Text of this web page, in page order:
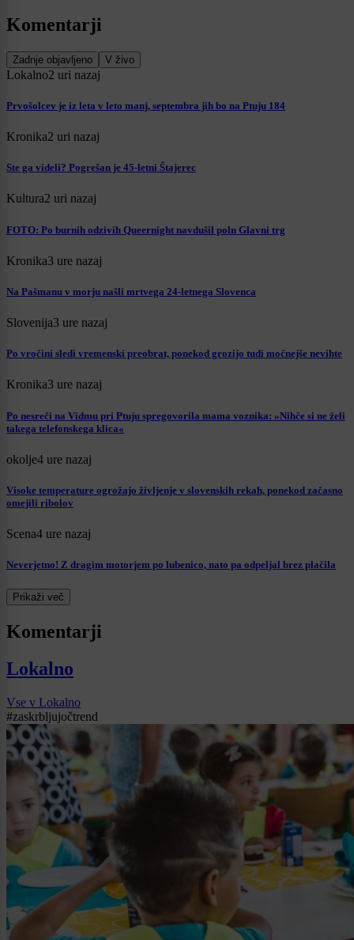
Komentarji
Zadnje objavljeno V živo
Lokalno2 uri nazaj
Prvošolcev je iz leta v leto manj, septembra jih bo na Ptuju 184
Kronika2 uri nazaj
Ste ga videli? Pogrešan je 45-letni Štajerec
Kultura2 uri nazaj
FOTO: Po burnih odzivih Queernight navdušil poln Glavni trg
Kronika3 ure nazaj
Na Pašmanu v morju našli mrtvega 24-letnega Slovenca
Slovenija3 ure nazaj
Po vročini sledi vremenski preobrat, ponekod grozijo tudi močnejše nevihte
Kronika3 ure nazaj
Po nesreči na Vidmu pri Ptuju spregovorila mama voznika: »Nihče si ne želi
takega telefonskega klica«
okolje4 ure nazaj
Visoke temperature ogrožajo življenje v slovenskih rekah, ponekod začasno
omejili ribolov
Scena4 ure nazaj
Neverjetno! Z dragim motorjem po lubenico, nato pa odpeljal brez plačila
Prikaži več
Komentarji
Lokalno
Vse v Lokalno
#zaskrbljujočtrend